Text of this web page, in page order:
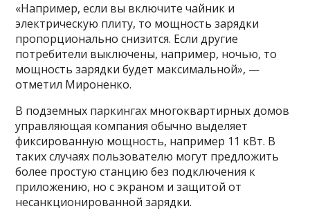
«Например, если вы включите чайник и
электрическую плиту, то мощность зарядки
пропорционально снизится. Если другие
потребители выключены, например, ночью, то
мощность зарядки будет максимальной», —
отметил Мироненко.
В подземных паркингах многоквартирных домов
управляющая компания обычно выделяет
фиксированную мощность, например 11 кВт. В
таких случаях пользователю могут предложить
более простую станцию без подключения к
приложению, но с экраном и защитой от
несанкционированной зарядки.